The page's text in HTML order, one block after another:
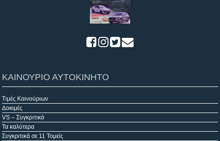
ΚΑΙΝΟΥΡΙΟ ΑΥΤΟΚΙΝΗΤΟ
Τιμές Καινούριων
Δοκιμές
VS – Συγκριτικά
Τα καλύτερα
Συγκριτικά σε 11 Τομείς